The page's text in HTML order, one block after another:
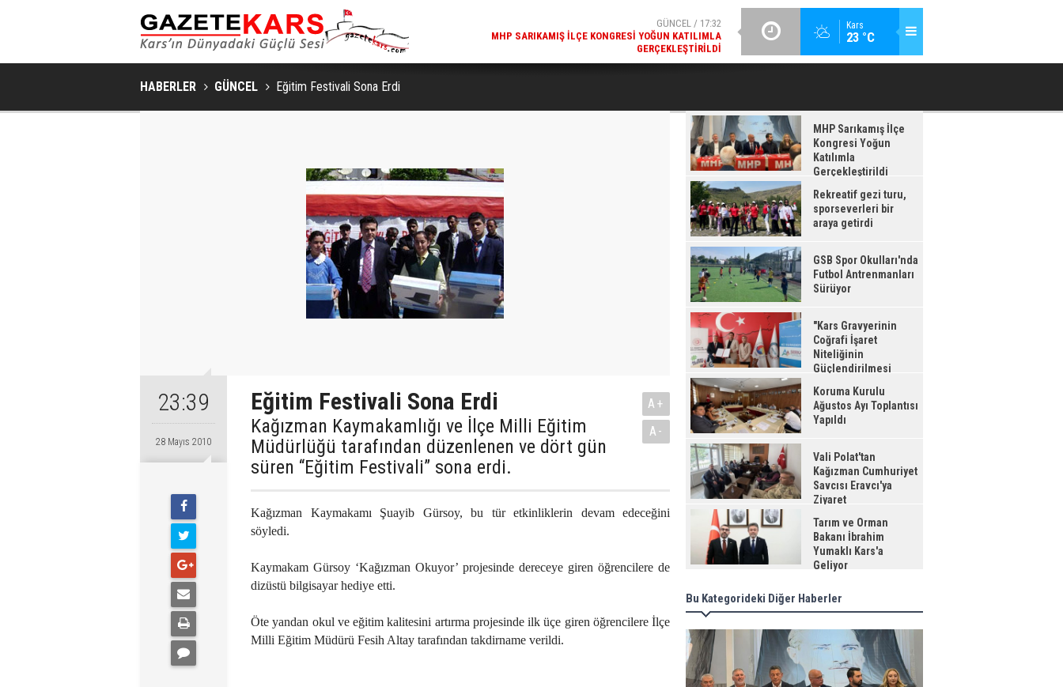
Kars
23 °C
GÜNCEL / 17:08
REKREATIF GEZI TURU, SPORSEVERLERI BIR ARAYA GETIRDI
GSB SPOR OKULLARI'NDA FUTBOL ANTRENMANLARI SÜRÜYOR
HABERLER GÜNCEL Eğitim Festivali Sona Erdi
23:39
28 Mayıs 2010
Eğitim Festivali Sona Erdi
Kağızman Kaymakamlığı ve İlçe Milli Eğitim
Müdürlüğü tarafından düzenlenen ve dört gün
süren “Eğitim Festivali” sona erdi.
A+
A-
Kağızman Kaymakamı Şuayib Gürsoy, bu tür etkinliklerin devam edeceğini
söyledi.
Kaymakam Gürsoy ‘Kağızman Okuyor’ projesinde dereceye giren öğrencilere de
dizüstü bilgisayar hediye etti.
Öte yandan okul ve eğitim kalitesini artırma projesinde ilk üçe giren öğrencilere İlçe
Milli Eğitim Müdürü Fesih Altay tarafından takdirname verildi.
MHP Sarıkamış İlçe
Kongresi Yoğun
Katılımla
Gerçekleştirildi
Rekreatif gezi turu,
sporseverleri bir
araya getirdi
GSB Spor Okulları'nda
Futbol Antrenmanları
Sürüyor
"Kars Gravyerinin
Coğrafi İşaret
Niteliğinin
Güçlendirilmesi
Projesi"
Koruma Kurulu
Ağustos Ayı Toplantısı
Yapıldı
Vali Polat'tan
Kağızman Cumhuriyet
Savcısı Eravcı'ya
Ziyaret
Tarım ve Orman
Bakanı İbrahim
Yumaklı Kars'a
Geliyor
Bu Kategorideki Diğer Haberler